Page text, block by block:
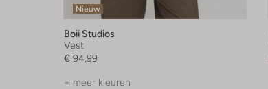
Nieuw
Boii Studios
Vest
€ 94,99
+ meer kleuren